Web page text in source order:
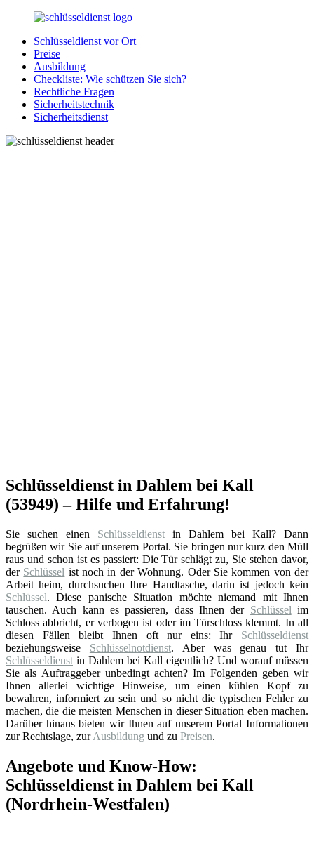
Zurück
Inhalt
SchluesseldienstDirekt.de
Ihre
Notlage
wird
gelöst!
Schlüsseldienst vor Ort
Preise
Ausbildung
Checkliste: Wie schützen Sie sich?
Rechtliche Fragen
Sicherheitstechnik
Sicherheitsdienst
Schlüsseldienst in Dahlem bei Kall
(53949) – Hilfe und Erfahrung!
Sie suchen einen Schlüsseldienst in Dahlem bei Kall? Dann
begrüßen wir Sie auf unserem Portal. Sie bringen nur kurz den Müll
raus und schon ist es passiert: Die Tür schlägt zu, Sie stehen davor,
der Schlüssel ist noch in der Wohnung. Oder Sie kommen von der
Arbeit heim, durchsuchen Ihre Handtasche, darin ist jedoch kein
Schlüssel. Diese panische Situation möchte niemand mit Ihnen
tauschen. Auch kann es passieren, dass Ihnen der Schlüssel im
Schloss abbricht, er verbogen ist oder im Türschloss klemmt. In all
diesen Fällen bleibt Ihnen oft nur eins: Ihr Schlüsseldienst
beziehungsweise Schlüsselnotdienst. Aber was genau tut Ihr
Schlüsseldienst in Dahlem bei Kall eigentlich? Und worauf müssen
Sie als Auftraggeber unbedingt achten? Im Folgenden geben wir
Ihnen allerlei wichtige Hinweise, um einen kühlen Kopf zu
bewahren, informiert zu sein und so nicht die typischen Fehler zu
machen, die die meisten Menschen in dieser Situation eben machen.
Darüber hinaus bieten wir Ihnen auf unserem Portal Informationen
zur Rechtslage, zurAusbildung und zu Preisen.
Angebote und Know-How:
Schlüsseldienst in Dahlem bei Kall
(Nordrhein-Westfalen)